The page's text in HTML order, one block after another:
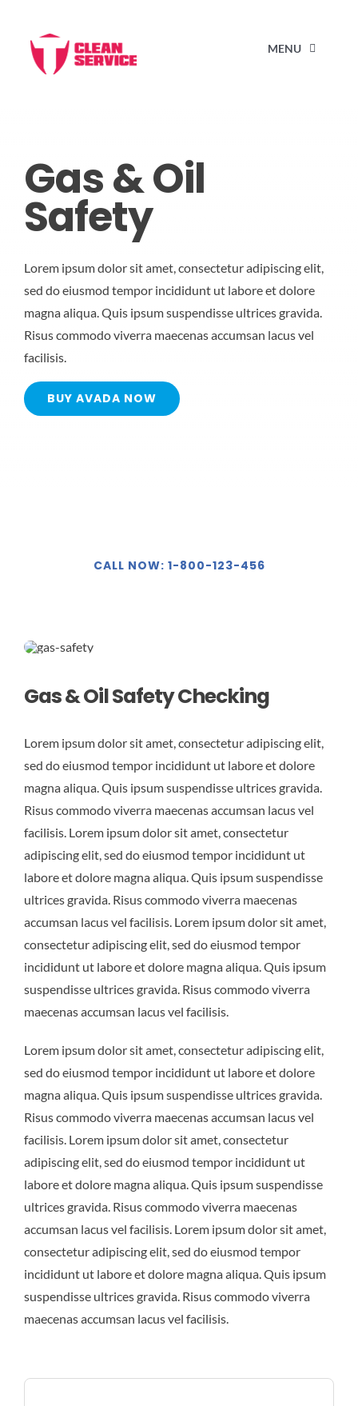
springen
MENU
LEISTUNGEN
IMPRESSUM & DSGVO
KONTAKT
Gas & Oil
Safety
Lorem ipsum dolor sit amet, consectetur adipiscing elit,
sed do eiusmod tempor incididunt ut labore et dolore
magna aliqua. Quis ipsum suspendisse ultrices gravida.
Risus commodo viverra maecenas accumsan lacus vel
facilisis.
BUY AVADA NOW
CALL NOW: 1-800-123-456
Gas & Oil Safety Checking
Lorem ipsum dolor sit amet, consectetur adipiscing elit,
sed do eiusmod tempor incididunt ut labore et dolore
magna aliqua. Quis ipsum suspendisse ultrices gravida.
Risus commodo viverra maecenas accumsan lacus vel
facilisis. Lorem ipsum dolor sit amet, consectetur
adipiscing elit, sed do eiusmod tempor incididunt ut
labore et dolore magna aliqua. Quis ipsum suspendisse
ultrices gravida. Risus commodo viverra maecenas
accumsan lacus vel facilisis. Lorem ipsum dolor sit amet,
consectetur adipiscing elit, sed do eiusmod tempor
incididunt ut labore et dolore magna aliqua. Quis ipsum
suspendisse ultrices gravida. Risus commodo viverra
maecenas accumsan lacus vel facilisis.
Lorem ipsum dolor sit amet, consectetur adipiscing elit,
sed do eiusmod tempor incididunt ut labore et dolore
magna aliqua. Quis ipsum suspendisse ultrices gravida.
Risus commodo viverra maecenas accumsan lacus vel
facilisis. Lorem ipsum dolor sit amet, consectetur
adipiscing elit, sed do eiusmod tempor incididunt ut
labore et dolore magna aliqua. Quis ipsum suspendisse
ultrices gravida. Risus commodo viverra maecenas
accumsan lacus vel facilisis. Lorem ipsum dolor sit amet,
consectetur adipiscing elit, sed do eiusmod tempor
incididunt ut labore et dolore magna aliqua. Quis ipsum
suspendisse ultrices gravida. Risus commodo viverra
maecenas accumsan lacus vel facilisis.